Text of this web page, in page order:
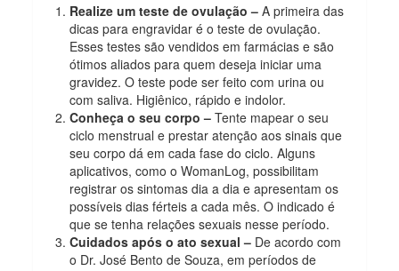
Realize um teste de ovulação – A primeira das
dicas para engravidar é o teste de ovulação.
Esses testes são vendidos em farmácias e são
ótimos aliados para quem deseja iniciar uma
gravidez. O teste pode ser feito com urina ou
com saliva. Higiênico, rápido e indolor.
Conheça o seu corpo – Tente mapear o seu
ciclo menstrual e prestar atenção aos sinais que
seu corpo dá em cada fase do ciclo. Alguns
aplicativos, como o WomanLog, possibilitam
registrar os sintomas dia a dia e apresentam os
possíveis dias férteis a cada mês. O indicado é
que se tenha relações sexuais nesse período.
Cuidados após o ato sexual – De acordo com
o Dr. José Bento de Souza, em períodos de